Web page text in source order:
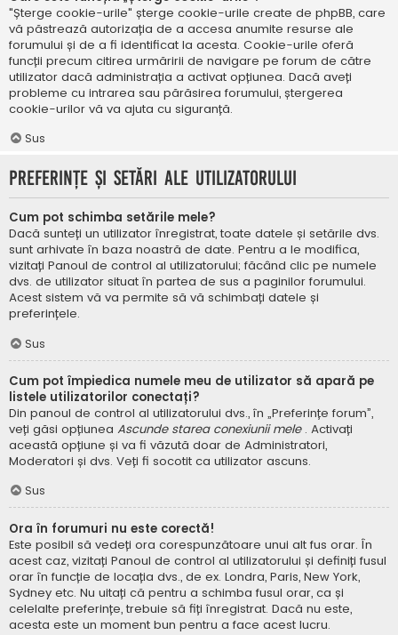
"Șterge cookie-urile" șterge cookie-urile create de phpBB, care
vă păstrează autorizația de a accesa anumite resurse ale
forumului și de a fi identificat la acesta. Cookie-urile oferă
funcții precum citirea urmăririi de navigare pe forum de către
utilizator dacă administrația a activat opțiunea. Dacă aveți
probleme cu intrarea sau părăsirea forumului, ștergerea
cookie-urilor vă va ajuta cu siguranță.
Sus
Preferințe și setări ale utilizatorului
Cum pot schimba setările mele?
Dacă sunteți un utilizator înregistrat, toate datele și setările dvs.
sunt arhivate în baza noastră de date. Pentru a le modifica,
vizitați Panoul de control al utilizatorului; făcând clic pe numele
dvs. de utilizator situat în partea de sus a paginilor forumului.
Acest sistem vă va permite să vă schimbați datele și
preferințele.
Sus
Cum pot împiedica numele meu de utilizator să apară pe
listele utilizatorilor conectați?
Din panoul de control al utilizatorului dvs., în „Preferințe forum”,
veți găsi opțiunea Ascunde starea conexiunii mele . Activați
această opțiune și va fi văzută doar de Administratori,
Moderatori și dvs. Veți fi socotit ca utilizator ascuns.
Sus
Ora în forumuri nu este corectă!
Este posibil să vedeți ora corespunzătoare unui alt fus orar. În
acest caz, vizitați Panoul de control al utilizatorului și definiți fusul
orar în funcție de locația dvs., de ex. Londra, Paris, New York,
Sydney etc. Nu uitați că pentru a schimba fusul orar, ca și
celelalte preferințe, trebuie să fiți înregistrat. Dacă nu este,
acesta este un moment bun pentru a face acest lucru.